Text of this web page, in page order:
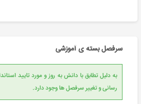
سرفصل بسته ی آموزشی
رسانی و تغییر سرفصل ها وجود دارد.